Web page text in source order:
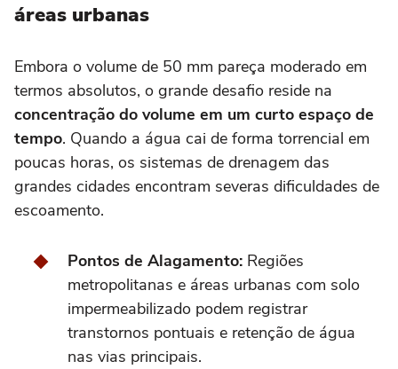
áreas urbanas
Embora o volume de 50 mm pareça moderado em
termos absolutos, o grande desafio reside na
concentração do volume em um curto espaço de
tempo. Quando a água cai de forma torrencial em
poucas horas, os sistemas de drenagem das
grandes cidades encontram severas dificuldades de
escoamento.
Pontos de Alagamento: Regiões
metropolitanas e áreas urbanas com solo
impermeabilizado podem registrar
transtornos pontuais e retenção de água
nas vias principais.